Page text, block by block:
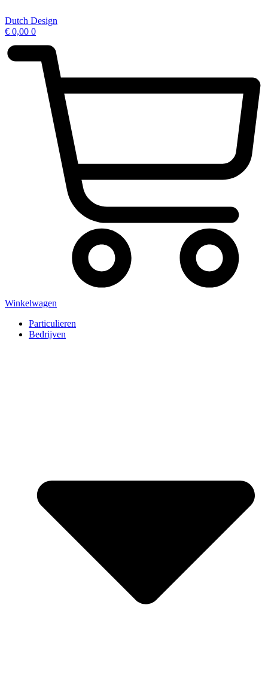
naar
de
Dutch Design
€ 0,00 0
Winkelwagen
Particulieren
Bedrijven